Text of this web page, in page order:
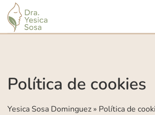
Saltar
contenido
Política de cookies
Yesica Sosa Dominguez » Política de